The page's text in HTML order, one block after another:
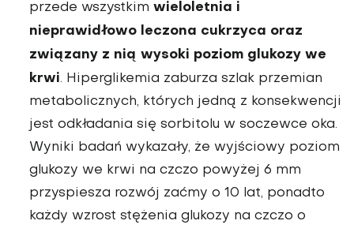
przede wszystkim wieloletnia i
nieprawidłowo leczona cukrzyca oraz
zwią­zany z nią wysoki poziom glukozy we
krwi. Hiperglike­mia zaburza szlak przemian
metabolicznych, których jedną z konsekwencji
jest odkładania się sorbitolu w soczewce oka.
Wyniki badań wykazały, że wyj­ściowy poziom
glukozy we krwi na czczo powyżej 6 mm
przyspiesza rozwój zaćmy o 10 lat, ponadto
każ­dy wzrost stężenia glukozy na czczo o